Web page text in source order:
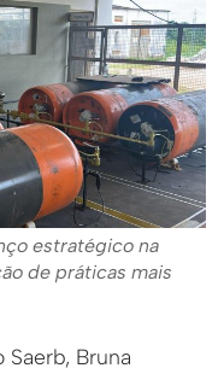
estratégico na
de práticas mais
Bruna